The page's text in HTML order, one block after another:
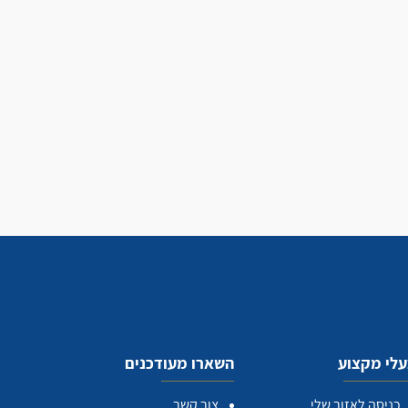
מקצוע השארו מעודכנים